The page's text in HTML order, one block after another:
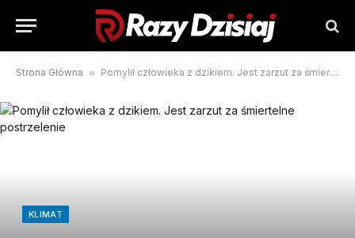
Strona Główna » Pomylił człowieka z dzikiem. Jest zarzut za śmiertelne postrzelenie
KLIMAT